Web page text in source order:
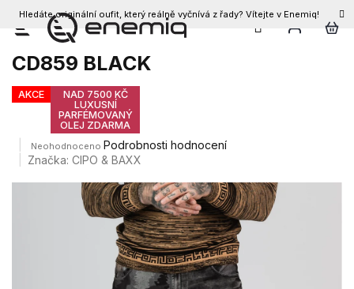
Přejít
obsah
Hledáte originální oufit, který reálně vyčnívá z řady? Vítejte v Enemiq!
CZK
Pánské džíny CIPO & BAXX
CD859 BLACK
AKCE
NAD 7500 KČ
LUXUSNÍ
PARFÉMOVANÝ
OLEJ ZDARMA
Průměrné
hodnocení
Neohodnoceno Podrobnosti hodnocení
Značka:CIPO & BAXX